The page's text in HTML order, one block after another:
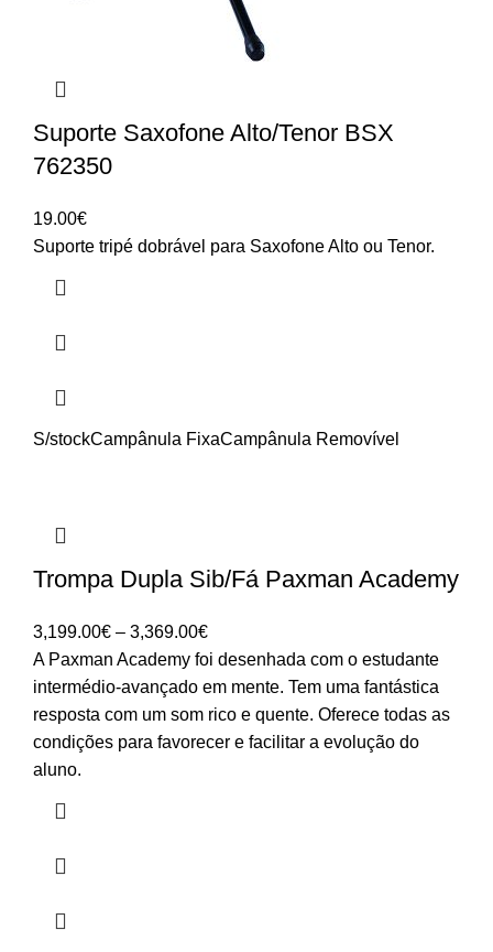
Suporte Saxofone Alto/Tenor BSX
762350
19.00€
Suporte tripé dobrável para Saxofone Alto ou Tenor.
S/stockCampânula FixaCampânula Removível
Trompa Dupla Sib/Fá Paxman Academy
3,199.00€ – 3,369.00€Price
range:
3,199.00€
through
3,369.00€
A Paxman Academy foi desenhada com o estudante
intermédio-avançado em mente. Tem uma fantástica
resposta com um som rico e quente. Oferece todas as
condições para favorecer e facilitar a evolução do
aluno.